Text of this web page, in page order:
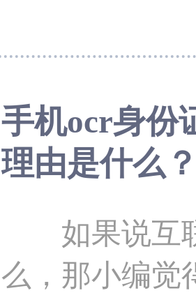
一款专业又好
快来看看吧。 介绍ocr的几大应用
1）文档识别 可以快速高
OCR技术对
明书、简历、
手机ocr身份
理由是什么？
如果说互联
么，那小编觉